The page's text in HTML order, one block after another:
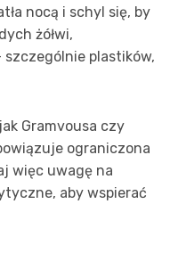
nocą i schyl się, by
żółwi,
szczególnie plastików,
Gramvousa czy
ograniczona
więc uwagę na
aby wspierać